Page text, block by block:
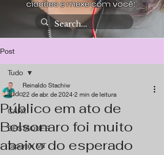
cidades e mexe com você!
Post
Tudo
CAPA
DESTAQUES
Tapurah MT
Tudo
Público em ato de
Bolsonaro foi muito
abaixo do esperado
Reinaldo Stachiw
22 de abr. de 2024 2 min de leitura